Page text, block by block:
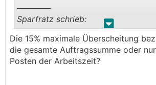
. .
──────
Sparfratz schrieb:
──────
pasch schrieb:
Die 15% maximale Überscheitung
die gesamte Auftragssumme oder
Posten der Arbeitszeit?